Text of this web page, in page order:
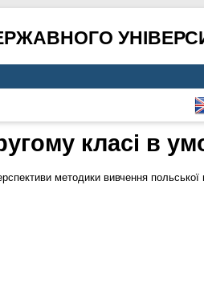
класі в
методики вивчення